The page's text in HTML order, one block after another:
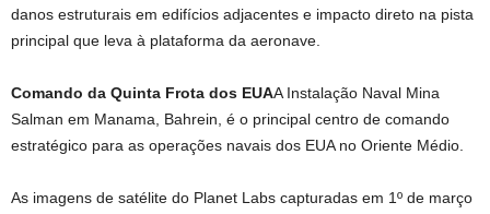
danos estruturais em edifícios adjacentes e impacto direto na pista
principal que leva à plataforma da aeronave.
Comando da Quinta Frota dos EUAA Instalação Naval Mina
Salman em Manama, Bahrein, é o principal centro de comando
estratégico para as operações navais dos EUA no Oriente Médio.
As imagens de satélite do Planet Labs capturadas em 1º de março